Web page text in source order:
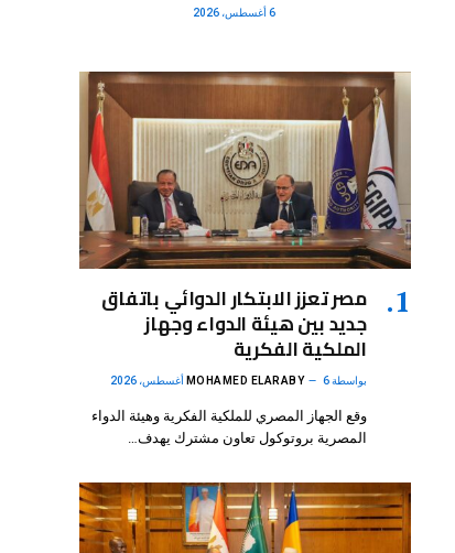
6 أغسطس، 2026
مصر تعزز الابتكار الدوائي باتفاق
جديد بين هيئة الدواء وجهاز
الملكية الفكرية
بواسطة MOHAMED ELARABY 6 أغسطس، 2026
وقع الجهاز المصري للملكية الفكرية وهيئة الدواء
المصرية بروتوكول تعاون مشترك يهدف…